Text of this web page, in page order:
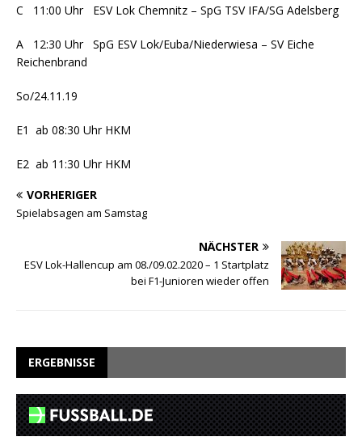
C 11:00 Uhr ESV Lok Chemnitz – SpG TSV IFA/SG Adelsberg
A 12:30 Uhr SpG ESV Lok/Euba/Niederwiesa – SV Eiche
Reichenbrand
So/24.11.19
E1 ab 08:30 Uhr HKM
E2 ab 11:30 Uhr HKM
VORHERIGER
Spielabsagen am Samstag
NÄCHSTER
ESV Lok-Hallencup am 08./09.02.2020 – 1 Startplatz
bei F1-Junioren wieder offen
ERGEBNISSE